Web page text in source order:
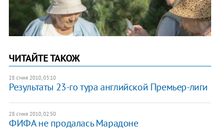
ЧИТАЙТЕ ТАКОЖ
28 січня 2010, 03:10
Результаты 23-го тура английской Премьер-лиги
28 січня 2010, 02:50
ФИФА не продалась Марадоне